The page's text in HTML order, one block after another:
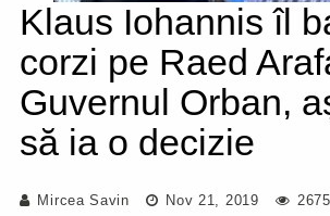
Klaus Iohannis îl
corzi pe Raed
Guvernul Orban,
să ia o decizie
Mircea Savin Nov 21, 2019 2675